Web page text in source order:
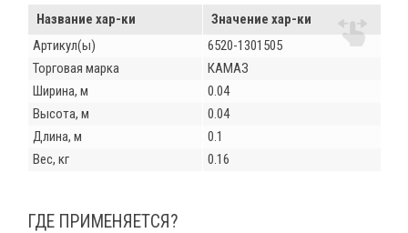
Название хар-ки
Значение хар-ки
Артикул(ы)
6520-1301505
Торговая марка
КАМАЗ
Ширина, м
0.04
Высота, м
0.04
Длина, м
0.1
Вес, кг
0.16
ГДЕ ПРИМЕНЯЕТСЯ?